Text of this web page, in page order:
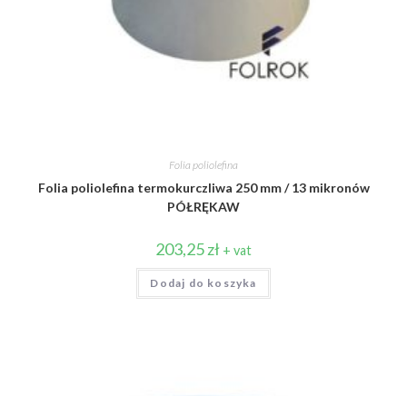
Folia poliolefina
Folia poliolefina termokurczliwa 250 mm / 13 mikronów
PÓŁRĘKAW
203,25zł + vat
Dodaj do koszyka